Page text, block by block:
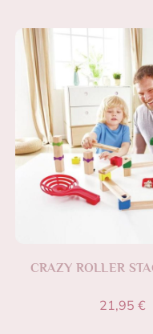
CRAZY ROLLER
21,95 €